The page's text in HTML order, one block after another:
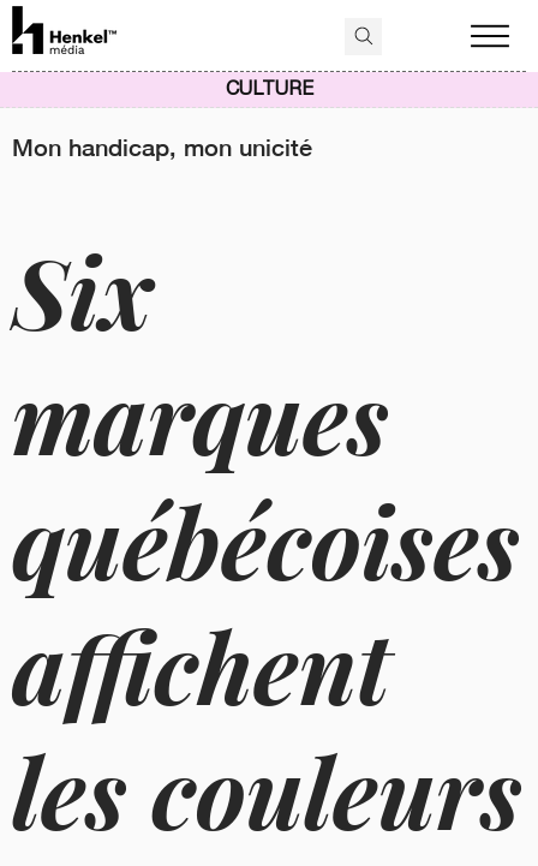
Mon handicap, mon unicité
Six
marques
québécoises
affichent
les couleurs
CULTURE